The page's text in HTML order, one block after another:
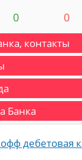
0 0
контакты
Банка